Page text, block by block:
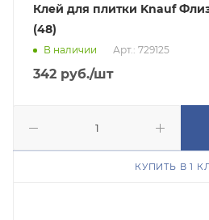
Клей для плитки Knauf
(48)
В наличии Арт.: 729125
342 руб./шт
КУПИТЬ В 1